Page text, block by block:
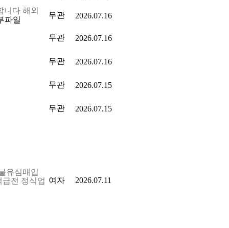
니다 해외
무관 2026.07.16
무관 2026.07.16
무관 2026.07.16
무관 2026.07.15
무관 2026.07.15
유심매입
전 정식업 여자 2026.07.11